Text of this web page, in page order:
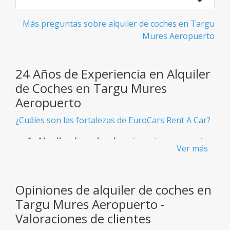
Más preguntas sobre alquiler de coches en Targu
Mures Aeropuerto
24 Años de Experiencia en Alquiler
de Coches en Targu Mures
Aeropuerto
¿Cuáles son las fortalezas de EuroCars Rent A Car?
Alquiler de coches baratos y transparentes
sin sorpresas inesperadas.
Flota Gigante
Más de 900 modelos de coches disponibles,
Ver más
Opiniones de alquiler de coches en
Targu Mures Aeropuerto -
Valoraciones de clientes